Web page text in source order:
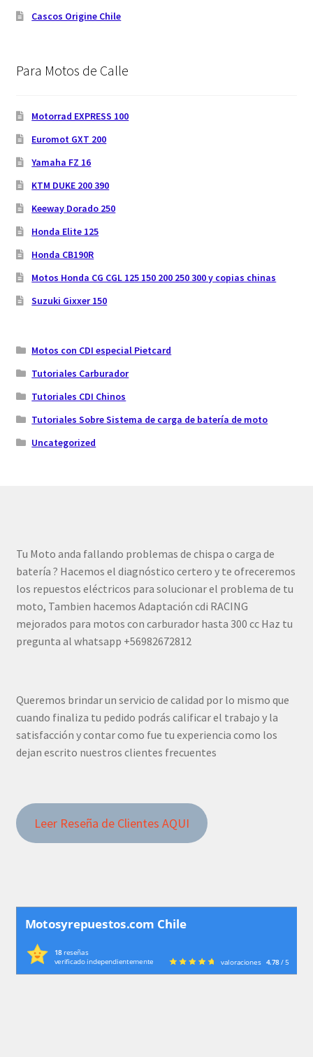
Cascos Origine Chile
Para Motos de Calle
Motorrad EXPRESS 100
Euromot GXT 200
Yamaha FZ 16
KTM DUKE 200 390
Keeway Dorado 250
Honda Elite 125
Honda CB190R
Motos Honda CG CGL 125 150 200 250 300 y copias chinas
Suzuki Gixxer 150
Motos con CDI especial Pietcard
Tutoriales Carburador
Tutoriales CDI Chinos
Tutoriales Sobre Sistema de carga de batería de moto
Uncategorized
Tu Moto anda fallando problemas de chispa o carga de
batería ? Hacemos el diagnóstico certero y te ofreceremos
los repuestos eléctricos para solucionar el problema de tu
moto, Tambien hacemos Adaptación cdi RACING
mejorados para motos con carburador hasta 300 cc Haz tu
pregunta al whatsapp +56982672812
Queremos brindar un servicio de calidad por lo mismo que
cuando finaliza tu pedido podrás calificar el trabajo y la
satisfacción y contar como fue tu experiencia como los
dejan escrito nuestros clientes frecuentes
Leer Reseña de Clientes AQUI
Motosyrepuestos.com Chile
18reseñas
verificado independientemente
valoraciones 4.78/ 5